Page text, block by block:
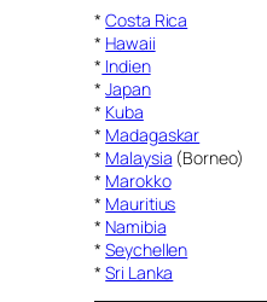
*Costa Rica
* Hawaii
* Indien
*Japan
* Kuba
* Madagaskar
* Malaysia (Borneo)
* Marokko
* Mauritius
* Namibia
*Seychellen
*Sri Lanka